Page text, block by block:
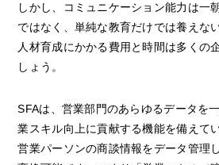
しかし、コミュニケーション能力は一
ではなく、単純な教育だけでは養えな
人材育成にかかる費用と時間は多くの
しょう。
SFAは、営業部門のあらゆるデータを
業スキル向上に貢献する機能を備えて
営業パーソンの商談情報をデータ管理